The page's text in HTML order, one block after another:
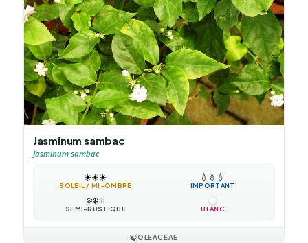
Jasminum sambac
Jasminum sambac
☀️☀️☀️
SOLEIL / MI-OMBRE
💧 💧 💧
IMPORTANT
❄️❄️❄️
SEMI-RUSTIQUE BLANC
🍃OLEACEAE